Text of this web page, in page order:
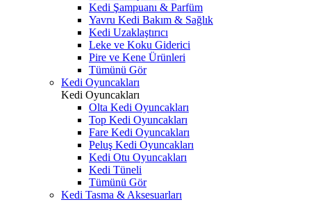
Kedi Şampuanı & Parfüm
Yavru Kedi Bakım & Sağlık
Kedi Uzaklaştırıcı
Leke ve Koku Giderici
Pire ve Kene Ürünleri
Tümünü Gör
Kedi Oyuncakları
Kedi Oyuncakları
Olta Kedi Oyuncakları
Top Kedi Oyuncakları
Fare Kedi Oyuncakları
Peluş Kedi Oyuncakları
Kedi Otu Oyuncakları
Kedi Tüneli
Tümünü Gör
Kedi Tasma & Aksesuarları